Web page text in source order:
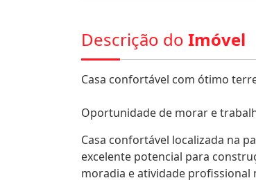
Descrição do Imóvel
Casa confortável com ótimo
Oportunidade de morar e
Casa confortável localizada na
excelente potencial para
moradia e atividade profissional